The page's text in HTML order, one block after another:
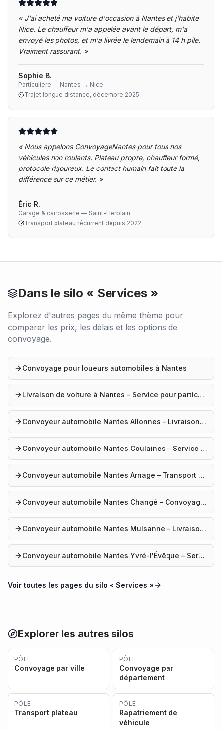
« J'ai acheté ma voiture d'occasion à Nantes et j'habite
Nice. Le chauffeur m'a appelée avant le départ, m'a
envoyé les photos, et m'a livrée le lendemain à 14 h pile.
Vraiment rassurant. »
Sophie B.
Particulière — Nantes → Nice
Trajet longue distance, décembre 2025
« Nous appelons ConvoyageNantes pour tous nos
véhicules non roulants. Plateau propre, chauffeur formé,
protocole rigoureux. Le contact humain fait toute la
différence sur ce métier. »
Éric R.
Garage & carrosserie — Saint-Herblain
Transport plateau récurrent depuis 2022
Dans le silo « Services »
Explorez d'autres pages du même thème pour
comparer les prix, les délais et les options de
convoyage.
Convoyage pour loueurs automobiles à Nantes
Livraison de voiture à Nantes – Service pour particuliers et professionnels
Convoyeur automobile Nantes Allonnes – Livraison véhicule
Convoyeur automobile Nantes Coulaines – Service convoyage
Convoyeur automobile Nantes Arnage – Transport voiture
Convoyeur automobile Nantes Changé – Convoyage auto
Convoyeur automobile Nantes Mulsanne – Livraison véhicule
Convoyeur automobile Nantes Yvré-l'Évêque – Service professionnel
Voir toutes les pages du silo « Services »
Explorer les autres silos
PÔLE
Convoyage par ville
PÔLE
Convoyage par
département
PÔLE
Transport plateau
PÔLE
Rapatriement de
véhicule